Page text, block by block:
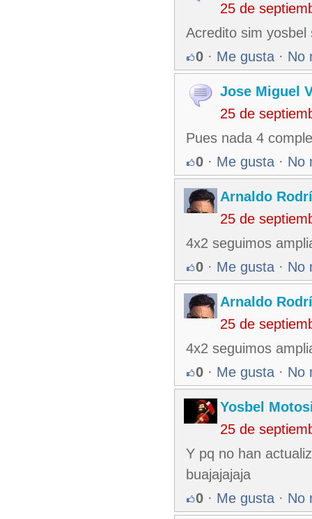
25 de
Acredito sim
0 · Me gusta · No
Jose Miguel
25 de
Pues nada 4
0 · Me gusta · No
Arnaldo
25 de
4x2 seguimos
0 · Me gusta · No
Arnaldo
25 de
4x2 seguimos
0 · Me gusta · No
Yosbel
25 de
Y pq no han
buajajajaja
0 · Me gusta · No